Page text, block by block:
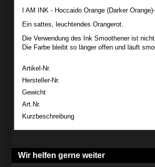
I AM INK - Hoccaido Orange (Darker
Ein sattes, leuchtendes Orangerot.
Die Verwendung des Ink Smoothener ist
Die Farbe bleibt so länger offen und läuft
Artikel-Nr.
Hersteller-Nr.
Gewicht
Art.Nr.
Kurzbeschreibung
Wir helfen gerne weiter